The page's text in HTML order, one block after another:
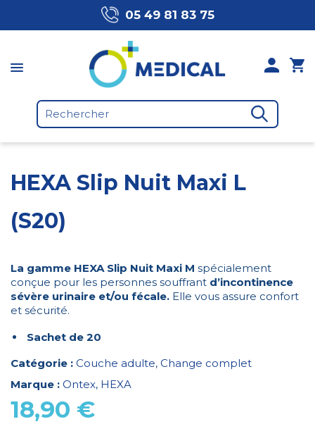
05 49 81 83 75
HEXA Slip Nuit Maxi L
(S20)
La gamme HEXA Slip Nuit Maxi M spécialement
conçue pour les personnes souffrant d’incontinence
sévère urinaire et/ou fécale. Elle vous assure confort
et sécurité.
Sachet de 20
Catégorie : Couche adulte, Change complet
Marque : Ontex, HEXA
18,90 €